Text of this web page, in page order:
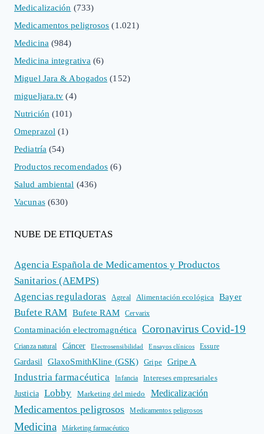
Medicalización (733)
Medicamentos peligrosos (1.021)
Medicina (984)
Medicina integrativa (6)
Miguel Jara & Abogados (152)
migueljara.tv (4)
Nutrición (101)
Omeprazol (1)
Pediatría (54)
Productos recomendados (6)
Salud ambiental (436)
Vacunas(630)
NUBE DE ETIQUETAS
Agencia Española de Medicamentos y Productos
Sanitarios (AEMPS)
Agencias reguladoras
Agreal Alimentación ecológica Bayer
Bufete RAM Bufete RAM Cervarix
Contaminación electromagnética Coronavirus Covid-19
Crianza natural Cáncer Electrosensibilidad Ensayos clínicos Essure
Gardasil GlaxoSmithKline (GSK) Gripe Gripe A
Industria farmacéutica Infancia
Intereses empresariales
Justicia
Lobby Marketing del miedo Medicalización
Medicamentos peligrosos Medicamentos peligrosos
Medicina Márketing farmacéutico